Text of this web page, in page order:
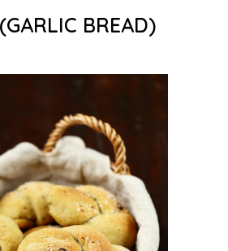
BREAD)